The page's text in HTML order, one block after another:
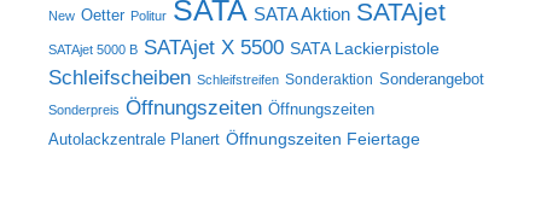
New Oetter Politur SATA SATA Aktion SATAjet
SATAjet 5000 B SATAjet X 5500 SATA Lackierpistole
Schleifscheiben Schleifstreifen Sonderaktion Sonderangebot
Sonderpreis Öffnungszeiten Öffnungszeiten
Autolackzentrale Planert Öffnungszeiten Feiertage